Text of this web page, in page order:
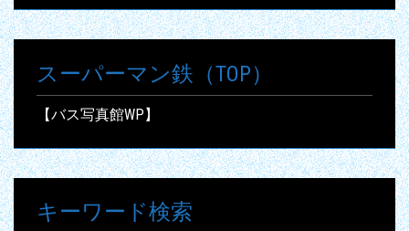
スーパーマン鉄（TOP）
【バス写真館WP】
キーワード検索